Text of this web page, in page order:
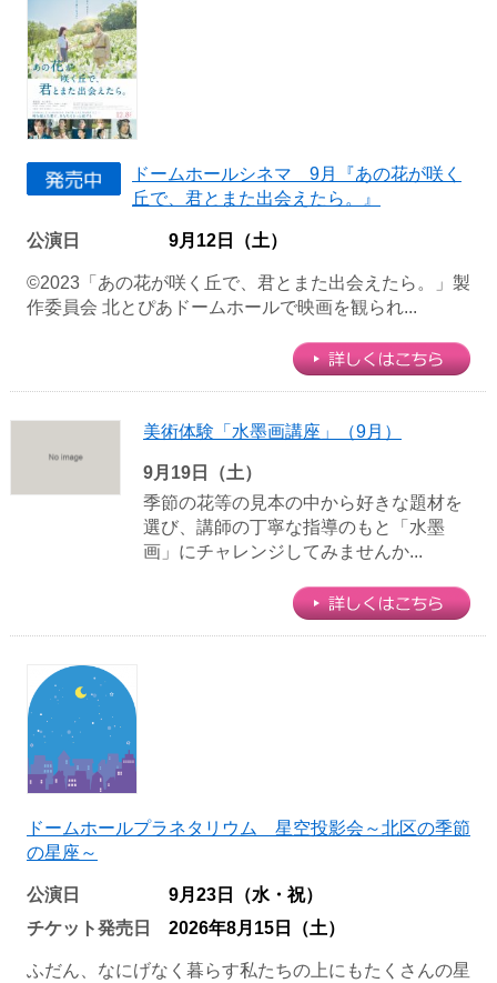
ドームホールシネマ 9月『あの花が咲く
丘で、君とまた出会えたら。』
公演日 9月12日（土）
©2023「あの花が咲く丘で、君とまた出会えたら。」製
作委員会 北とぴあドームホールで映画を観られ...
美術体験「水墨画講座」（9月）
9月19日（土）
季節の花等の見本の中から好きな題材を
選び、講師の丁寧な指導のもと「水墨
画」にチャレンジしてみませんか...
ドームホールプラネタリウム 星空投影会～北区の季節
の星座～
公演日
9月23日（水・祝）
チケット発売日
2026年8月15日（土）
ふだん、なにげなく暮らす私たちの上にもたくさんの星